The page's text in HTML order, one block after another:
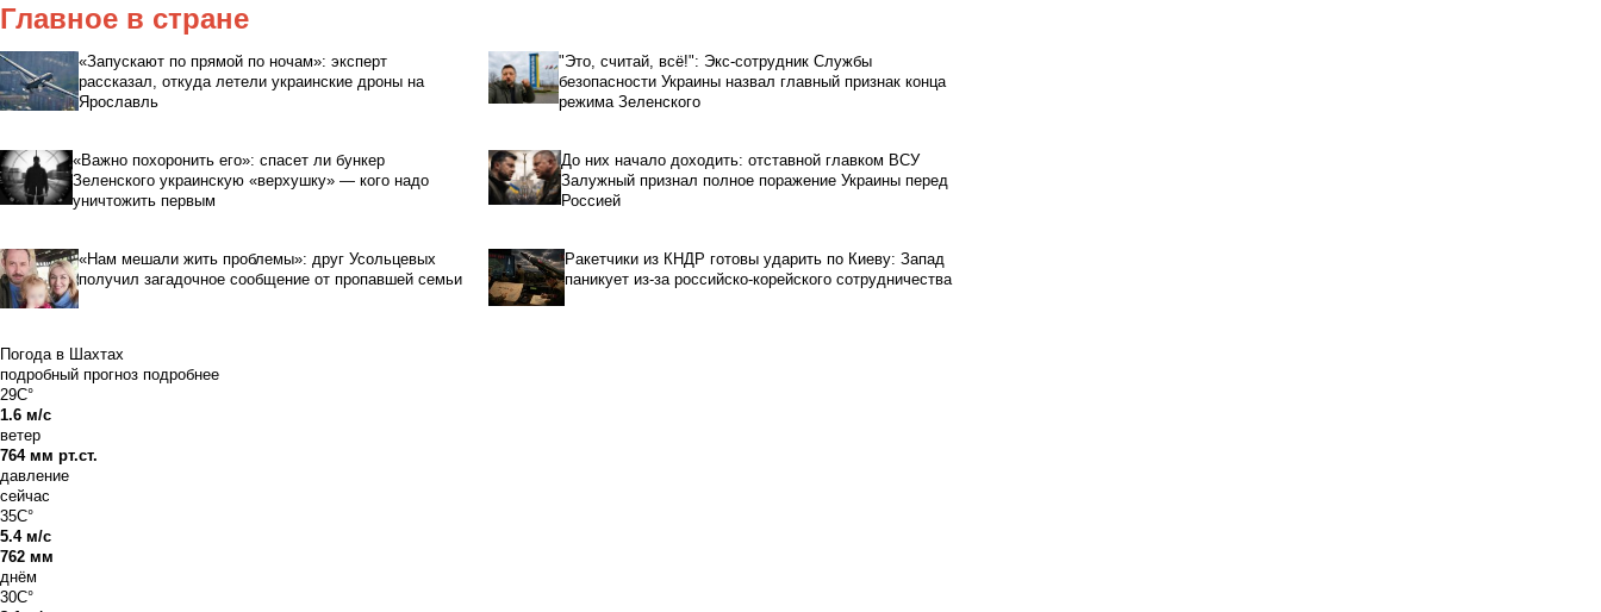
Главное в стране
«Запускают по прямой по ночам»: эксперт
рассказал, откуда летели украинские дроны на
Ярославль
"Это, считай, всё!": Экс-сотрудник Службы
безопасности Украины назвал главный признак конца
режима Зеленского
«Важно похоронить его»: спасет ли бункер
Зеленского украинскую «верхушку» — кого надо
уничтожить первым
До них начало доходить: отставной главком ВСУ
Залужный признал полное поражение Украины перед
Россией
«Нам мешали жить проблемы»: друг Усольцевых
получил загадочное сообщение от пропавшей семьи
Ракетчики из КНДР готовы ударить по Киеву: Запад
паникует из-за российско-корейского сотрудничества
Погода в Шахтах
подробный прогноз подробнее
29C°
1.6 м/с
ветер
764 мм рт.ст.
давление
сейчас
35C°
5.4 м/с
762 мм
днём
30C°